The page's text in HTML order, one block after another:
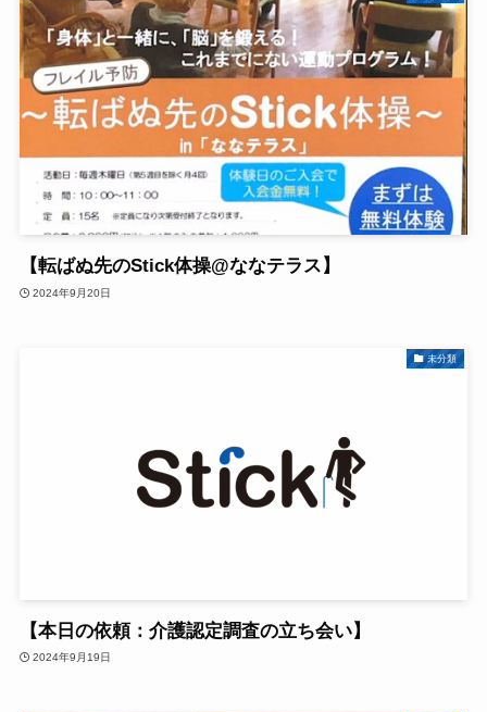
【転ばぬ先のStick体操@ななテラス】
2024年9月20日
未分類
【本日の依頼：介護認定調査の立ち会い】
2024年9月19日